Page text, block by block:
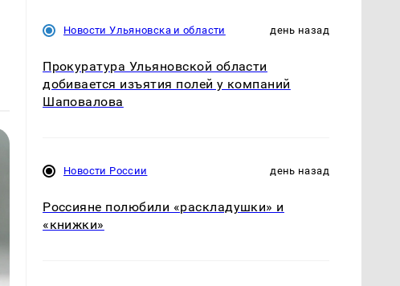
Новости Ульяновска и области день назад
Прокуратура Ульяновской области
добивается изъятия полей у компаний
Шаповалова
Новости России день назад
Россияне полюбили «раскладушки» и
«книжки»